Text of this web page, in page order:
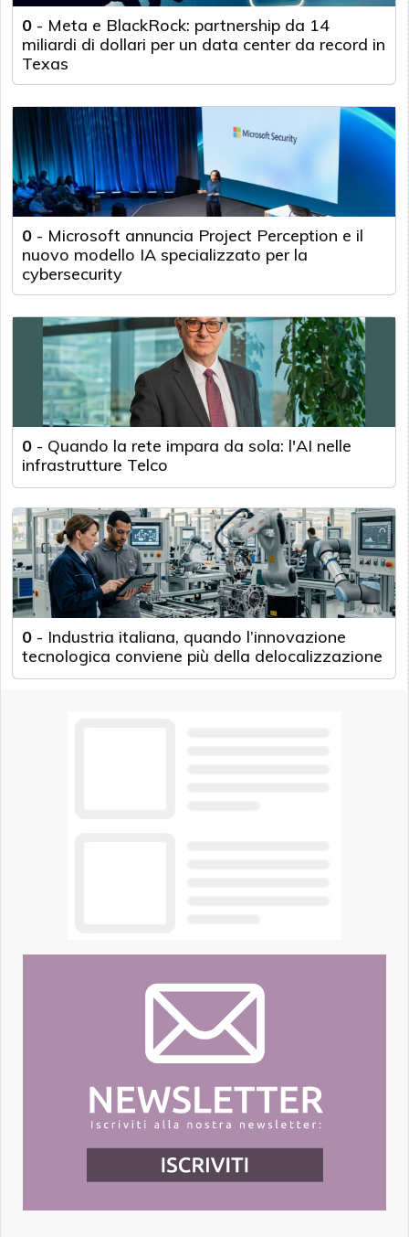
0 - Meta e BlackRock: partnership da 14
miliardi di dollari per un data center da record in
Texas
0 - Microsoft annuncia Project Perception e il
nuovo modello IA specializzato per la
cybersecurity
0 - Quando la rete impara da sola: l'AI nelle
infrastrutture Telco
0 - Industria italiana, quando l’innovazione
tecnologica conviene più della delocalizzazione